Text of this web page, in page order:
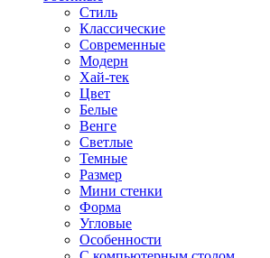
Стиль
Классические
Современные
Модерн
Хай-тек
Цвет
Белые
Венге
Светлые
Темные
Размер
Мини стенки
Форма
Угловые
Особенности